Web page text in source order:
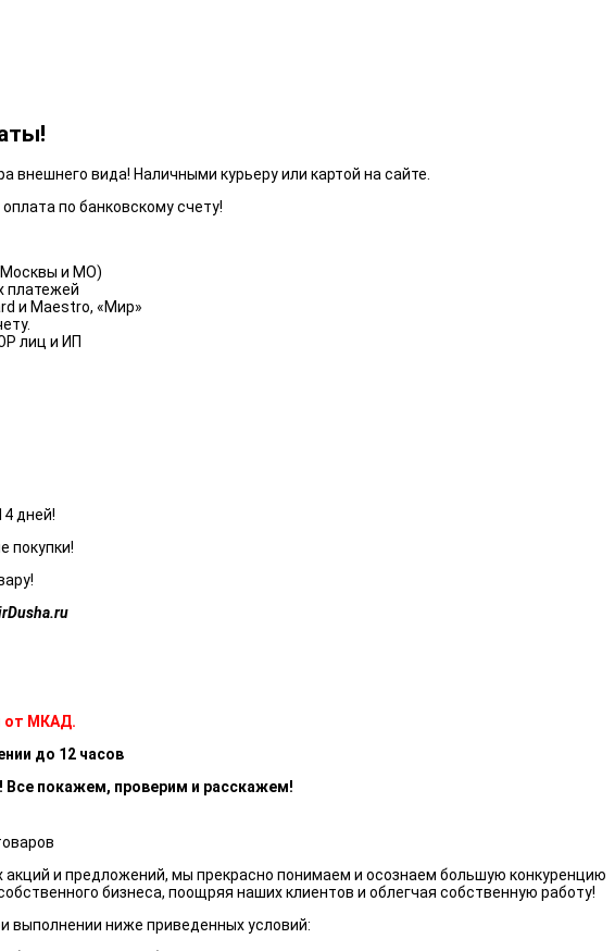
внешнего вида! Наличными курьеру или картой на сайте.
по банковскому счету!
Москвы и МО)
платежей
и Maestro, «Мир»
лиц и ИП
дней!
покупки!
от МКАД.
до 12 часов
Все покажем, проверим и расскажем!
и предложений, мы прекрасно понимаем и осознаем большую конкуренцию
бизнеса, поощряя наших клиентов и облегчая собственную работу!
выполнении ниже приведенных условий: